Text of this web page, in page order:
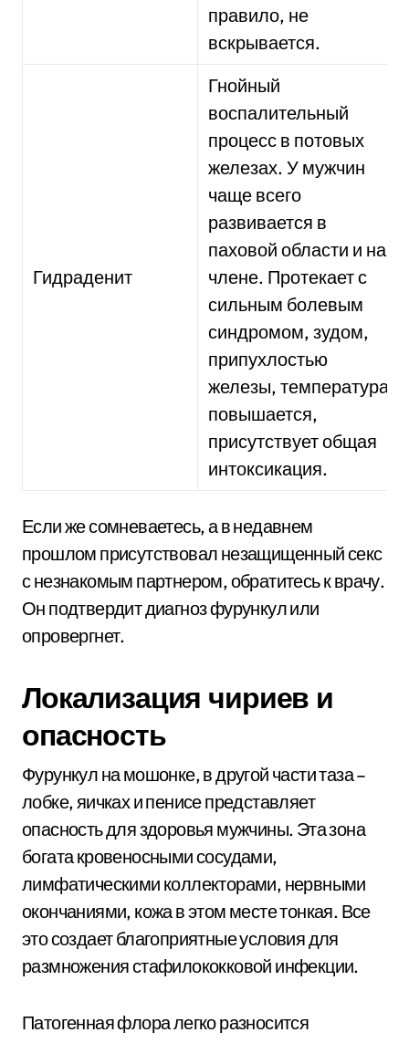
правило, не
вскрывается.
Гидраденит
Гнойный
воспалительный
процесс в потовых
железах. У мужчин
чаще всего
развивается в
паховой области и на
члене. Протекает с
сильным болевым
синдромом, зудом,
припухлостью
железы, температура
повышается,
присутствует общая
интоксикация.
Если же сомневаетесь, а в недавнем
прошлом присутствовал незащищенный секс
с незнакомым партнером, обратитесь к врачу.
Он подтвердит диагноз фурункул или
опровергнет.
Локализация чириев и
опасность
Фурункул на мошонке, в другой части таза –
лобке, яичках и пенисе представляет
опасность для здоровья мужчины. Эта зона
богата кровеносными сосудами,
лимфатическими коллекторами, нервными
окончаниями, кожа в этом месте тонкая. Все
это создает благоприятные условия для
размножения стафилококковой инфекции.
Патогенная флора легко разносится